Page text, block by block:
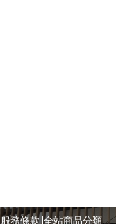
服務條款 | 全站商品分類